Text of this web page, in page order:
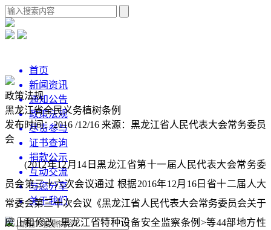
首页
新闻资讯
通知公告
政策法规
尽责参与
证书查询
捐款公示
互动交流
与您分享
关于我们
政策法规
黑龙江省全民义务植树条例
发布时间：2016 /12/16 来源：黑龙江省人民代表大会常务委员
会
(2012年12月14日黑龙江省第十一届人民代表大会常务委
员会第三十六次会议通过 根据2016年12月16日省十二届人大
常委会第三十次会议《黑龙江省人民代表大会常务委员会关于
废止和修改<黑龙江省特种设备安全监察条例>等44部地方性